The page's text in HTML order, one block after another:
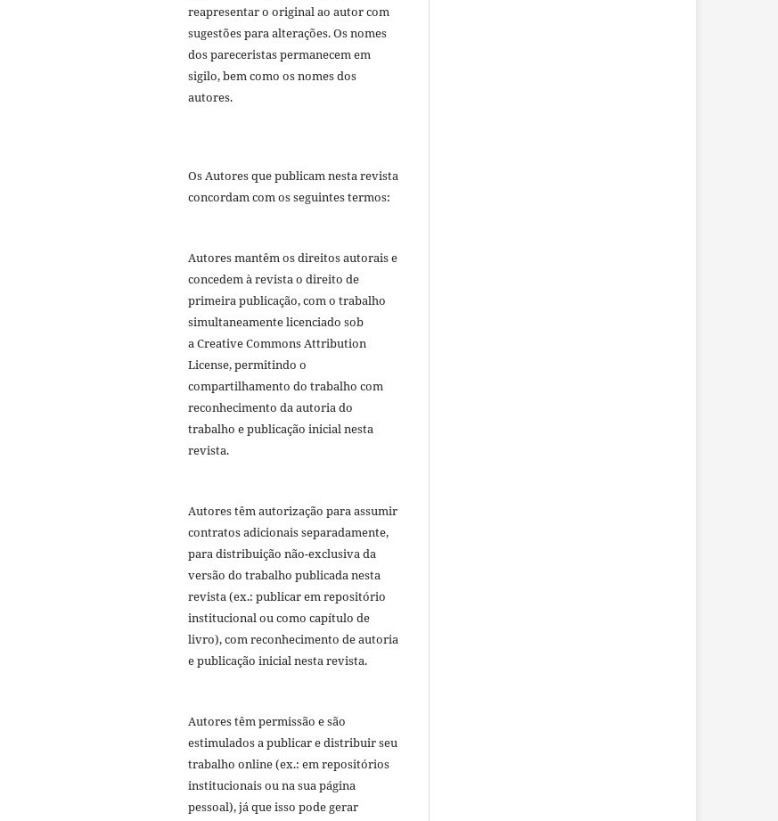
reapresentar o original ao autor com
sugestões para alterações. Os nomes
dos pareceristas permanecem em
sigilo, bem como os nomes dos
autores.
Os Autores que publicam nesta revista
concordam com os seguintes termos:
Autores mantêm os direitos autorais e
concedem à revista o direito de
primeira publicação, com o trabalho
simultaneamente licenciado sob
a Creative Commons Attribution
License, permitindo o
compartilhamento do trabalho com
reconhecimento da autoria do
trabalho e publicação inicial nesta
revista.
Autores têm autorização para assumir
contratos adicionais separadamente,
para distribuição não-exclusiva da
versão do trabalho publicada nesta
revista (ex.: publicar em repositório
institucional ou como capítulo de
livro), com reconhecimento de autoria
e publicação inicial nesta revista.
Autores têm permissão e são
estimulados a publicar e distribuir seu
trabalho online (ex.: em repositórios
institucionais ou na sua página
pessoal), já que isso pode gerar